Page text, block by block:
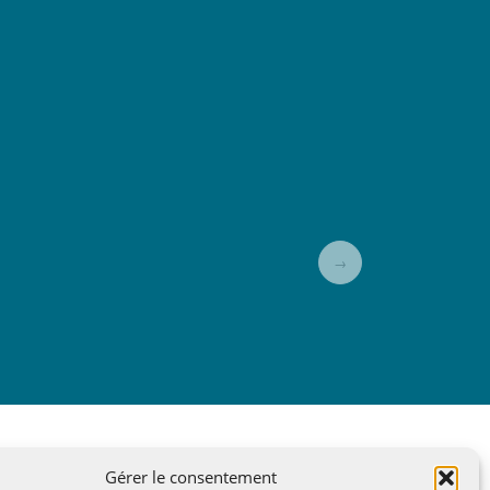
Gérer le consentement
→